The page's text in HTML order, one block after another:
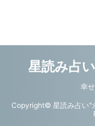
星読み占
幸
Copyright© 星読み占い"